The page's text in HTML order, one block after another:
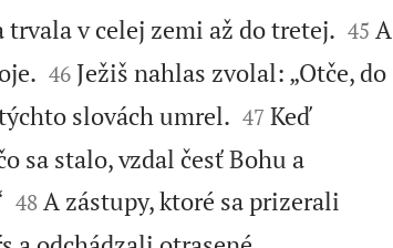
v celej zemi až do tretej.
45 A

46 Ježiš nahlas zvolal: „Otče, do
slovách umrel.
47 Keď
sa stalo, vzdal česť Bohu a

48 A zástupy, ktoré sa prizerali